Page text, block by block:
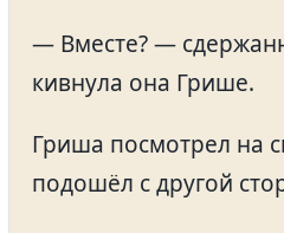
— Вместе? —
кивнула она Грише.
Гриша посмотрел на
подошёл с другой